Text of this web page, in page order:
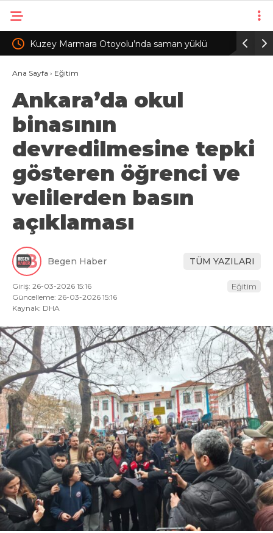
Kuzey Marmara Otoyolu’nda saman yüklü
TIR’ın dorsesi alev alev yandı
Ana Sayfa › Eğitim
Ankara’da okul
binasının
devredilmesine tepki
gösteren öğrenci ve
velilerden basın
açıklaması
Begen Haber TÜM YAZILARI
Giriş: 26-03-2026 15:16
Güncelleme: 26-03-2026 15:16
Kaynak: DHA
Eğitim